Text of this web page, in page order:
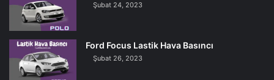
Şubat 24, 2023
Ford Focus Lastik Hava Basıncı
Şubat 26, 2023